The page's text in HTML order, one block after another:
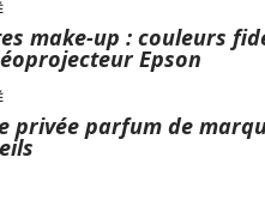
make-up : couleurs
Epson
privée parfum de